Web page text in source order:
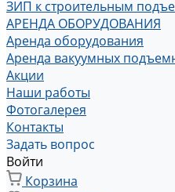
ЗИП к строительным
АРЕНДА ОБОРУДОВАНИЯ
Аренда оборудования
Аренда вакуумных
Акции
Наши работы
Фотогалерея
Контакты
Задать вопрос
Войти
Корзина